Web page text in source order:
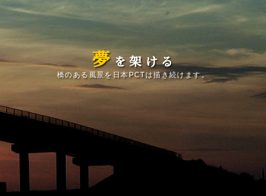
夢 を 架 け る
橋のある風景を日本PCTは描き続けます。